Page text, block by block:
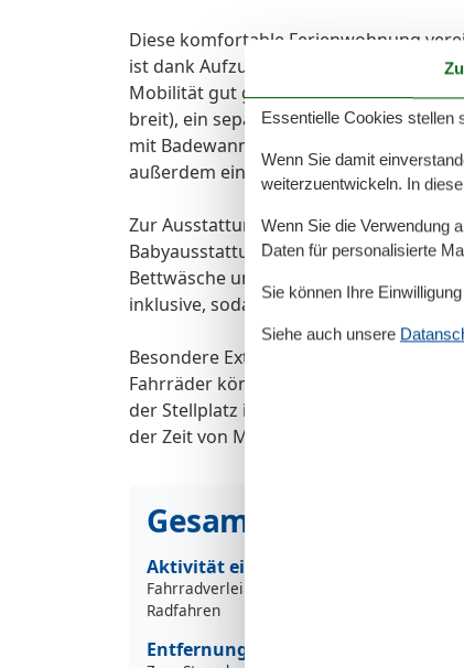
Diese komfortable Ferienwohnung
ist dank Aufzug sowie
Mobilität gut geeignet. Ihnen stehen
breit), ein separates Schlafzimmer mit
mit Badewanne und WC zur
außerdem einen eigenen Balkon.
Zur Ausstattung gehören TV, Radio,
Babyausstattung - inklusive Kinderbett
Bettwäsche und Handtücher sind im
inklusive, sodass Sie Ihren Aufenthalt
Besondere Extras für Ihren Urlaub: Ein
Fahrräder können kostenfrei genutzt
der Stellplatz ist inklusive. Haustiere
der Zeit von Mai bis September vor Ort
Gesamte Ausstattung
Aktivität einrichtungen
Fahrradverleih
Radfahren
Entfernungen
Essentielle Cookies stellen
Wenn Sie damit
weiterzuentwickeln. In
Wenn Sie die Verwendung
Daten für personalisierte
Sie können Ihre
Siehe auch unsere